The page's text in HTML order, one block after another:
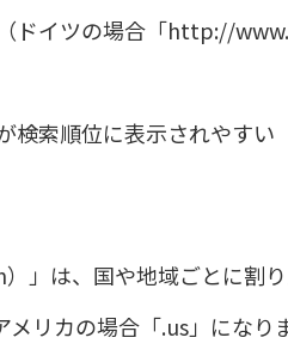
ドイツの場合「http://
検索順位に表示されやすい
」は、国や地域ごとに割
リカの場合「.us」になりま